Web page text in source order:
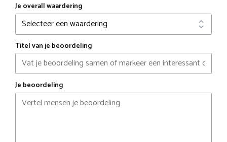
Je overall waardering
Titel van je beoordeling
Je beoordeling